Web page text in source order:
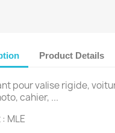
Product Details
pour valise rigide,
cahier, ...
MLE